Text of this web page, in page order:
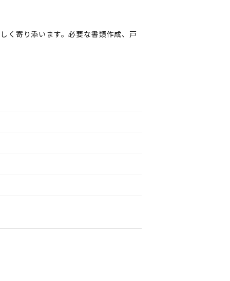
く寄り添います。必要な書類作成、戸